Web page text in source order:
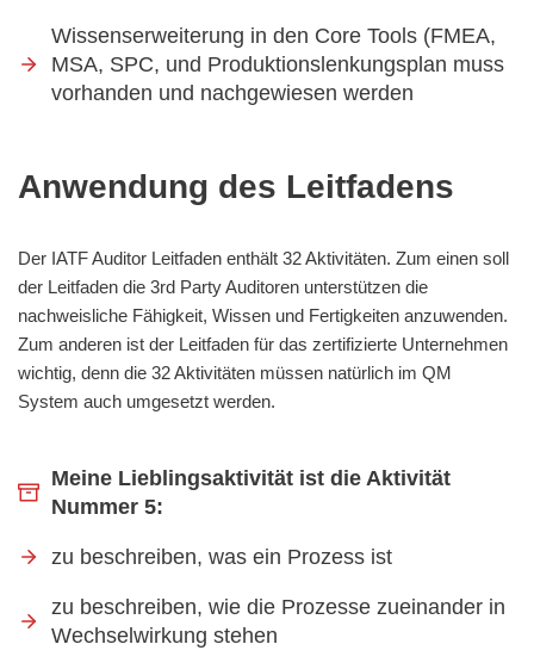
Wissenserweiterung in den Core Tools (FMEA,
MSA, SPC, und Produktionslenkungsplan muss
vorhanden und nachgewiesen werden
Anwendung des Leitfadens
Der IATF Auditor Leitfaden enthält 32 Aktivitäten. Zum einen soll
der Leitfaden die 3rd Party Auditoren unterstützen die
nachweisliche Fähigkeit, Wissen und Fertigkeiten anzuwenden.
Zum anderen ist der Leitfaden für das zertifizierte Unternehmen
wichtig, denn die 32 Aktivitäten müssen natürlich im QM
System auch umgesetzt werden.
Meine Lieblingsaktivität ist die Aktivität
Nummer 5:
zu beschreiben, was ein Prozess ist
zu beschreiben, wie die Prozesse zueinander in
Wechselwirkung stehen